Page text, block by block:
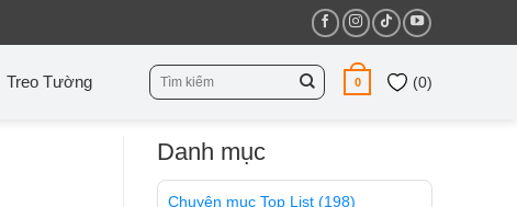
Treo Tường
Tìm
kiếm:
0 (0)
Danh mục
Chuyên mục Top List (198)